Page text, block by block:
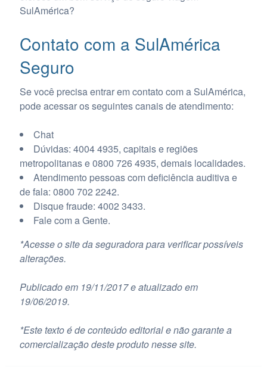
SulAmérica?
Contato com a SulAmérica
Seguro
Se você precisa entrar em contato com a SulAmérica,
pode acessar os seguintes canais de atendimento:
Chat
Dúvidas: 4004 4935, capitais e regiões
metropolitanas e 0800 726 4935, demais localidades.
Atendimento pessoas com deficiência auditiva e
de fala: 0800 702 2242.
Disque fraude: 4002 3433.
Fale com a Gente.
*Acesse o site da seguradora para verificar possíveis
alterações.
Publicado em 19/11/2017 e atualizado em
19/06/2019.
*Este texto é de conteúdo editorial e não garante a
comercialização deste produto nesse site.